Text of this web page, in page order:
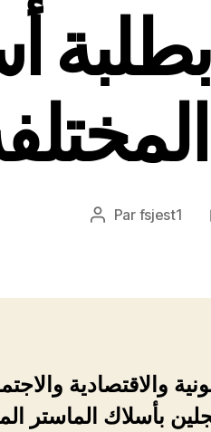
Auteur
Par fsjest1
والاقتصادية
بأسلاك الماستر